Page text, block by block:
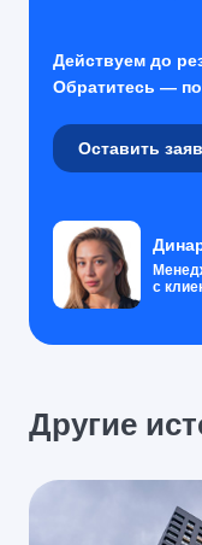
Действуем до
Обратитесь —
Оставить
с
Другие